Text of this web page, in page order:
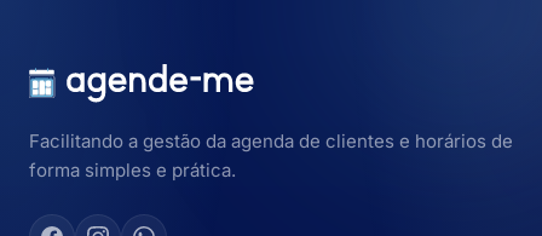
Facilitando a gestão da agenda de clientes e horários de
forma simples e prática.